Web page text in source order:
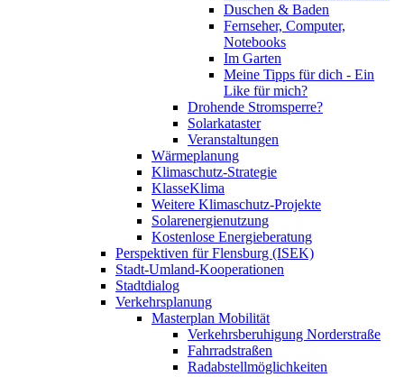
Duschen & Baden
Fernseher, Computer,
Notebooks
Im Garten
Meine Tipps für dich - Ein
Like für mich?
Drohende Stromsperre?
Solarkataster
Veranstaltungen
Wärmeplanung
Klimaschutz-Strategie
KlasseKlima
Weitere Klimaschutz-Projekte
Solarenergienutzung
Kostenlose Energieberatung
Perspektiven für Flensburg (ISEK)
Stadt-Umland-Kooperationen
Stadtdialog
Verkehrsplanung
Masterplan Mobilität
Verkehrsberuhigung Norderstraße
Fahrradstraßen
Radabstellmöglichkeiten